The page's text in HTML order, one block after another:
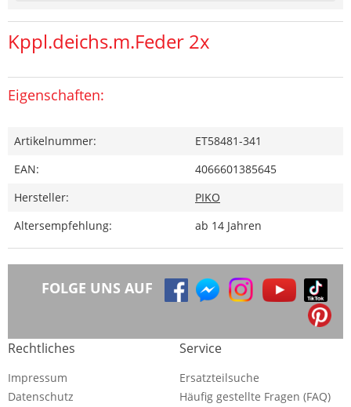
Kppl.deichs.m.Feder 2x
Eigenschaften:
Artikelnummer:
ET58481-341
EAN:
4066601385645
Hersteller:
PIKO
Altersempfehlung:
ab 14 Jahren
FOLGE UNS AUF
Rechtliches
Impressum
Datenschutz
Service
Ersatzteilsuche
Häufig gestellte Fragen (FAQ)